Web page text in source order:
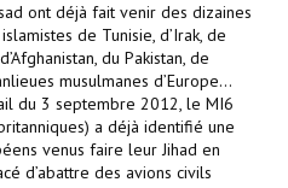
ont déjà fait venir des dizaines
de Tunisie, d’Irak, de
du Pakistan, de
musulmanes d’Europe…
du 3 septembre 2012, le MI6
a déjà identifié une
venus faire leur Jihad en
d’abattre des avions civils